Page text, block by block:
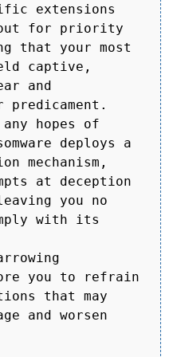
extensions
out for priority
that your most
captive,
and
predicament.
hopes of
deploys a
mechanism,
at deception
you no
with its
you to refrain
that may
and worsen